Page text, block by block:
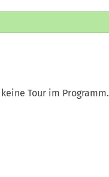
Tour im Programm.